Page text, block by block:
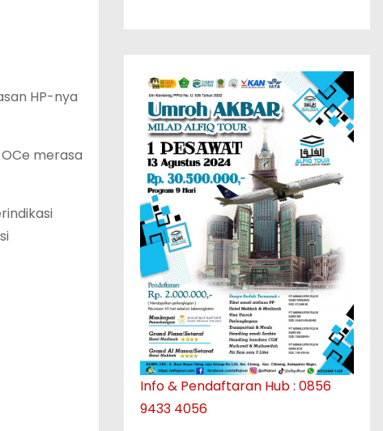
HP-nya
merasa
Info & Pendaftaran Hub : 0856
9433 4056